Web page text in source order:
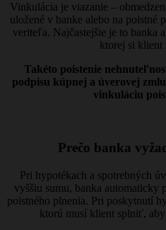
Vinkulácia je viazanie –
uložené v banke alebo na poistné
veriteľa. Najčastejšie je to banka
ktorej si klient
Takéto poistenie
podpisu kúpnej a úverovej
vinkuláciu
Prečo banka
Pri hypotékach a spotrebných
vyššiu sumu, banka automaticky
poistného plnenia. Pri poskytnutí
ktorú musí klient splniť,